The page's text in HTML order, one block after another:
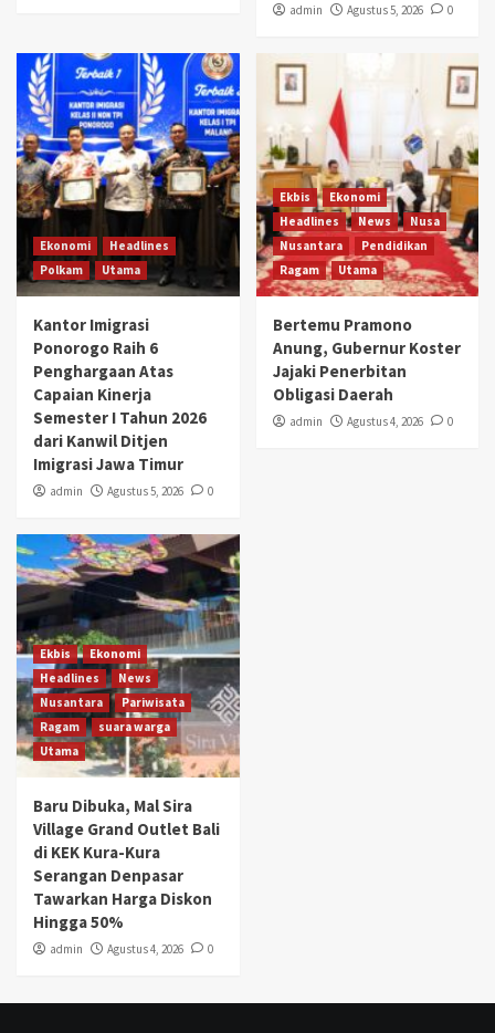
admin Agustus 5, 2026 0
Ekonomi
Headlines
Polkam
Utama
Kantor Imigrasi
Ponorogo Raih 6
Penghargaan Atas
Capaian Kinerja
Semester I Tahun 2026
dari Kanwil Ditjen
Imigrasi Jawa Timur
admin Agustus 5, 2026 0
Ekbis
Ekonomi
Headlines
News
Nusa
Nusantara
Pendidikan
Ragam
Utama
Bertemu Pramono
Anung, Gubernur Koster
Jajaki Penerbitan
Obligasi Daerah
admin Agustus 4, 2026 0
Ekbis
Ekonomi
Headlines
News
Nusantara
Pariwisata
Ragam
suara warga
Utama
Baru Dibuka, Mal Sira
Village Grand Outlet Bali
di KEK Kura-Kura
Serangan Denpasar
Tawarkan Harga Diskon
Hingga 50%
admin Agustus 4, 2026 0